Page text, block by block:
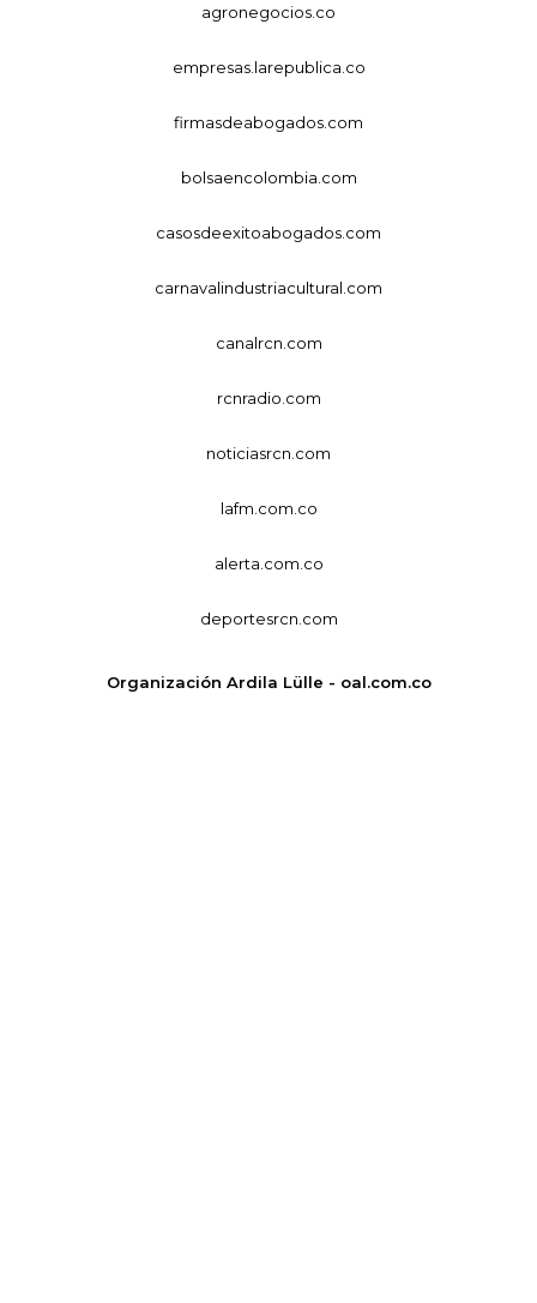
agronegocios.co
empresas.larepublica.co
firmasdeabogados.com
bolsaencolombia.com
casosdeexitoabogados.com
carnavalindustriacultural.com
canalrcn.com
rcnradio.com
noticiasrcn.com
lafm.com.co
alerta.com.co
deportesrcn.com
Organización Ardila Lülle - oal.com.co